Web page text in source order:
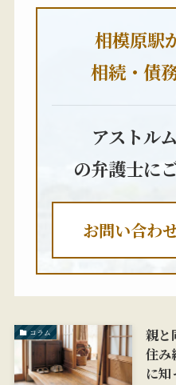
相模原駅
相続・債
アストル
の弁護士に
お問い合わ
コラム
親と
住み
に知